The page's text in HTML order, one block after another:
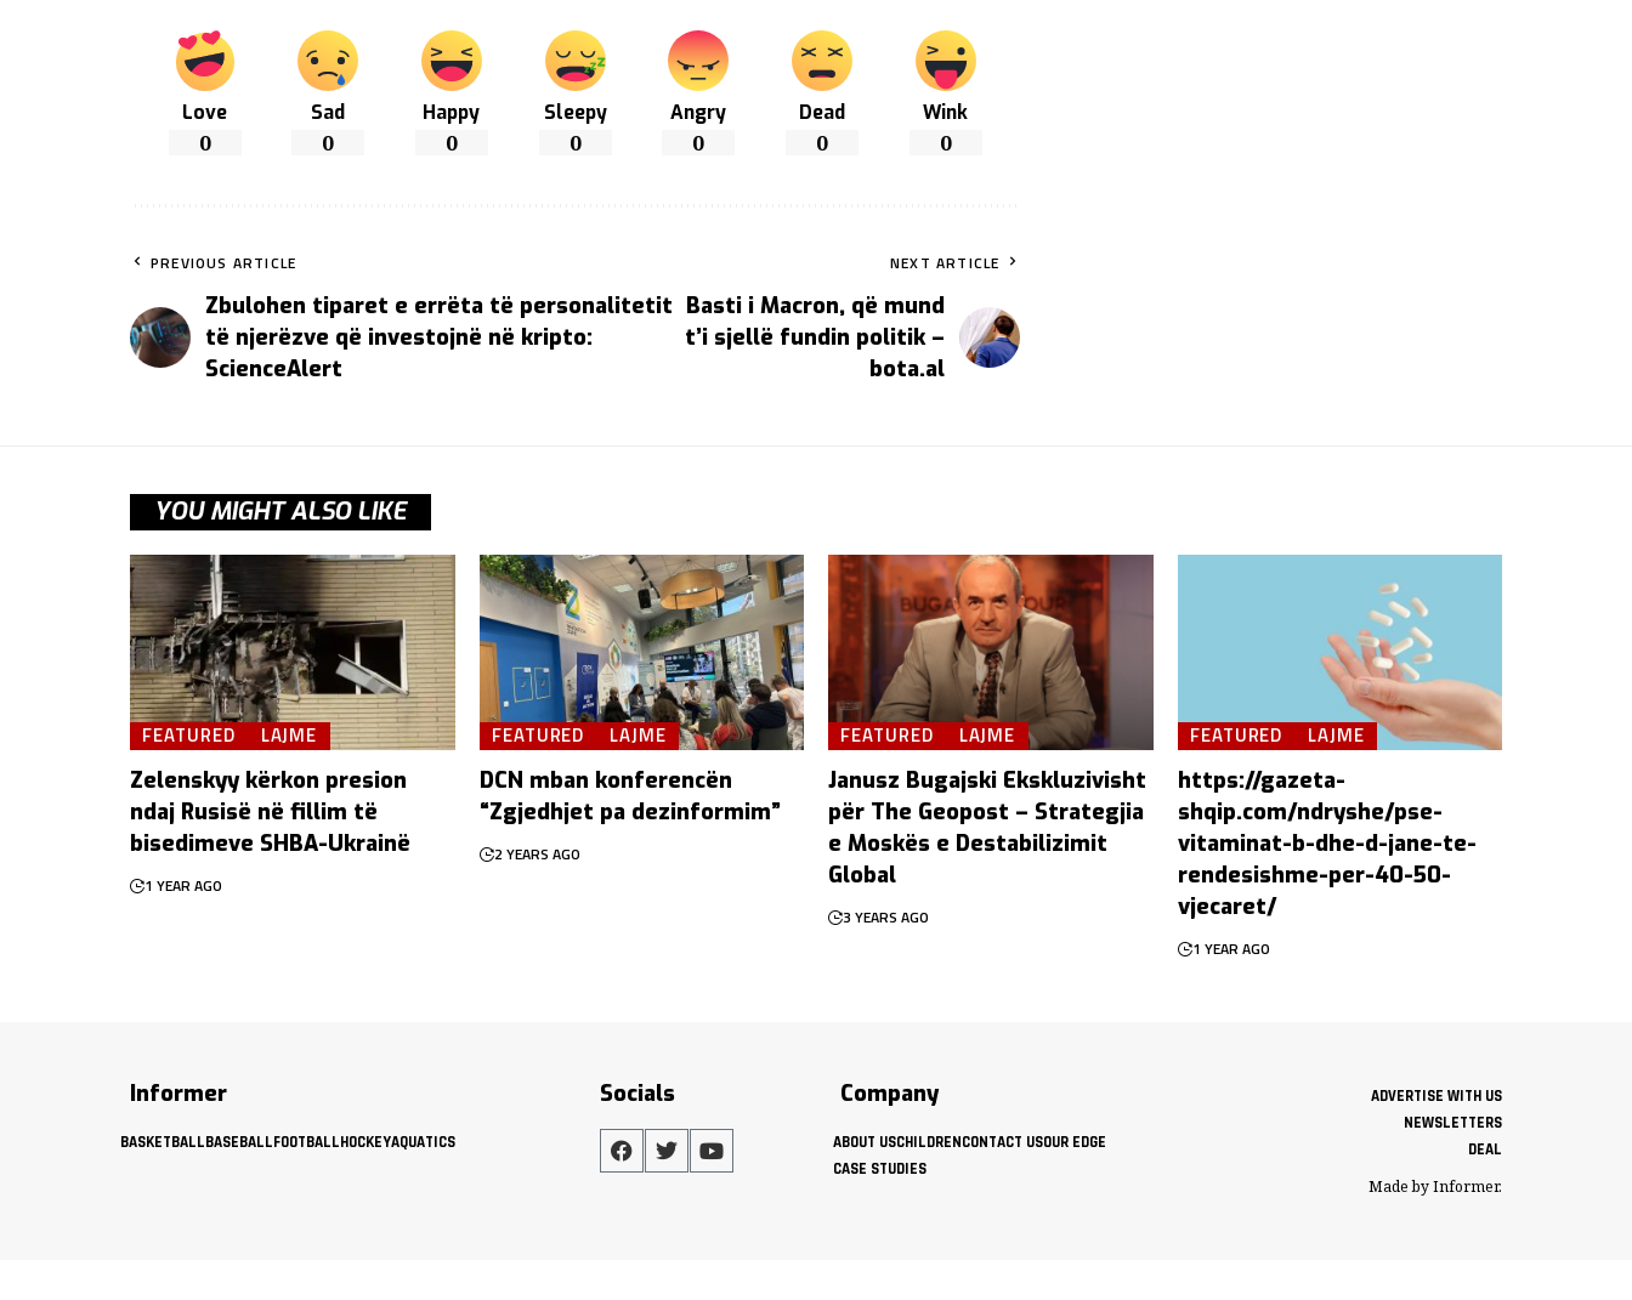
Love
0
Sad
0
Happy
0
Sleepy
0
Angry
0
Dead
0
Wink
0
PREVIOUS ARTICLE
Zbulohen tiparet e errëta të personalitetit
të njerëzve që investojnë në kripto:
ScienceAlert
NEXT ARTICLE
Basti i Macron, që mund
t’i sjellë fundin politik –
bota.al
YOU MIGHT ALSO LIKE
FEATURED LAJME
Zelenskyy kërkon presion
ndaj Rusisë në fillim të
bisedimeve SHBA-Ukrainë
1 YEAR AGO
FEATURED LAJME
DCN mban konferencën
“Zgjedhjet pa dezinformim”
2 YEARS AGO
FEATURED LAJME
Janusz Bugajski Ekskluzivisht
për The Geopost – Strategjia
e Moskës e Destabilizimit
Global
3 YEARS AGO
FEATURED LAJME
https://gazeta-
shqip.com/ndryshe/pse-
vitaminat-b-dhe-d-jane-te-
rendesishme-per-40-50-
vjecaret/
1 YEAR AGO
Informer
BASKETBALLBASEBALLFOOTBALLHOCKEYAQUATICS
Socials Company
ABOUT USCHILDRENCONTACT USOUR EDGE
CASE STUDIES
ADVERTISE WITH US
NEWSLETTERS
DEAL
Made by Informer.